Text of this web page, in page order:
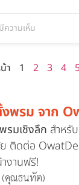
ความเห็น
า 1 2 3 4
พรม จาก
รมเชิงลึก สำหรั
ติดต่อ
งานฟรี!
(คุณธนทัต)